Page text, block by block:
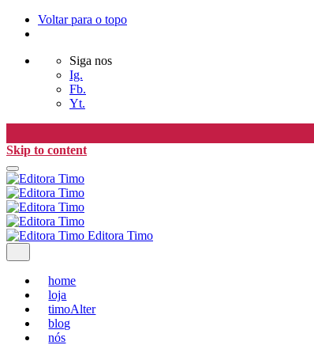
Voltar para o topo
Siga nos
Ig.
Fb.
Yt.
Skip to content
Editora Timo
home
loja
timoAlter
blog
nós